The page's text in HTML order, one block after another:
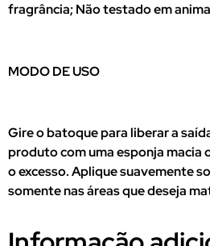
fragrância; Não testado em
MODO DE USO
Gire o batoque para liberar a
produto com uma esponja macia
o excesso. Aplique suavemente
somente nas áreas que deseja